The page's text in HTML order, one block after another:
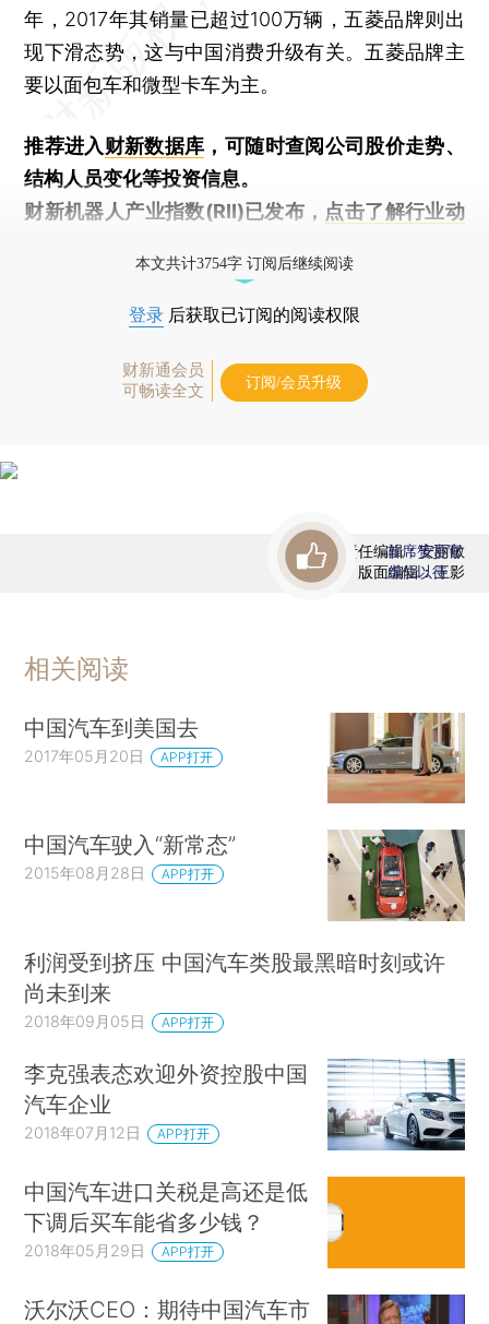
年，2017年其销量已超过100万辆，五菱品牌则出
现下滑态势，这与中国消费升级有关。五菱品牌主
要以面包车和微型卡车为主。
推荐进入财新数据库 ，可随时查阅公司股价走势、
结构人员变化等投资信息。
财新机器人产业指数(RII)已发布， 点击了解行业动
本文共计3754字 订阅后继续阅读
登录 后获取已订阅的阅读权限
财新通会员
可畅读全文
订阅/会员升级
责任编辑：安丽敏
版面编辑：王影
首席赞赏官
虚位以待
相关阅读
中国汽车到美国去
2017年05月20日 APP打开
中国汽车驶入“新常态”
2015年08月28日 APP打开
利润受到挤压 中国汽车类股最黑暗时刻或许
尚未到来
2018年09月05日 APP打开
李克强表态欢迎外资控股中国
汽车企业
2018年07月12日 APP打开
中国汽车进口关税是高还是低
下调后买车能省多少钱？
2018年05月29日 APP打开
沃尔沃CEO：期待中国汽车市